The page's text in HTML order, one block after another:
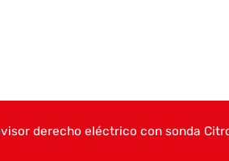
derecho eléctrico con sonda